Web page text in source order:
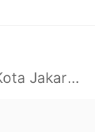
Daerah Khusus Ibukota Jakarta, Kota Jakarta Barat, Cengkareng, yy